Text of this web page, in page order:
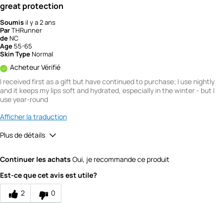
great protection
Soumis il y a 2 ans
ParTHRunner
deNC
Age 55-65
Skin TypeNormal
Acheteur Vérifié
I received first as a gift but have continued to purchase; I use nightly
and it keeps my lips soft and hydrated, especially in the winter - but I
use year-round
Afficher la traduction
Plus de détails
Continuer les achats Oui, je recommande ce produit
Est-ce que cet avis est utile?
2
0